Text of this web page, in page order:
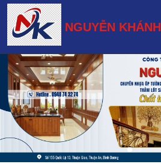
NGUYỄN KHÁNH